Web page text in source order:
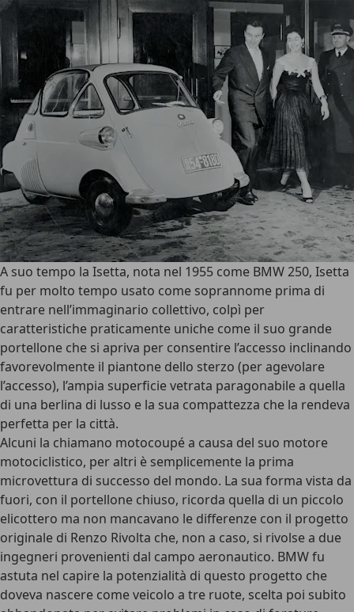
A suo tempo la Isetta, nota nel 1955 come BMW 250, Isetta
fu per molto tempo usato come soprannome prima di
entrare nell’immaginario collettivo, colpì per
caratteristiche praticamente uniche come il suo grande
portellone che si apriva per consentire l’accesso inclinando
favorevolmente il piantone dello sterzo (per agevolare
l’accesso), l’ampia superficie vetrata paragonabile a quella
di una berlina di lusso e la sua compattezza che la rendeva
perfetta per la città.
Alcuni la chiamano motocoupéa causa del suo motore
motociclistico, per altri è semplicemente la prima
microvettura di successo del mondo. La sua forma vista da
fuori, con il portellone chiuso, ricorda quella di un piccolo
elicottero ma non mancavano le differenze con il progetto
originale di Renzo Rivolta che, non a caso, si rivolse a due
ingegneri provenienti dal campo aeronautico. BMW fu
astuta nel capire la potenzialità di questo progetto che
doveva nascere come veicolo a tre ruote, scelta poi subito